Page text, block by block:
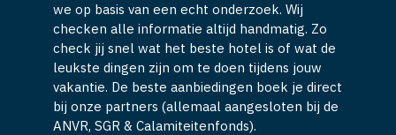
we op basis van een echt onderzoek. Wij
checken alle informatie altijd handmatig. Zo
check jij snel wat het beste hotel is of wat de
leukste dingen zijn om te doen tijdens jouw
vakantie. De beste aanbiedingen boek je direct
bij onze partners (allemaal aangesloten bij de
ANVR, SGR & Calamiteitenfonds).